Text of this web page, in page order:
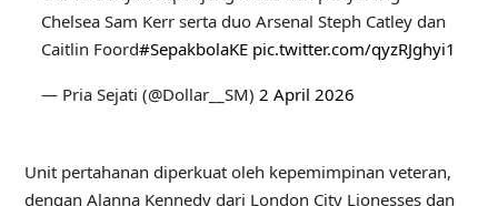
Chelsea Sam Kerr serta duo Arsenal Steph Catley dan
Caitlin Foord#SepakbolaKE pic.twitter.com/qyzRJghyi1
— Pria Sejati (@Dollar__SM) 2 April 2026
Unit pertahanan diperkuat oleh kepemimpinan veteran,
dengan Alanna Kennedy dari London City Lionesses dan